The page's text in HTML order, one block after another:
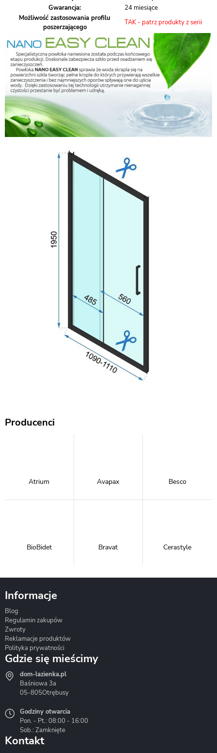
Gwarancja:
24 miesiące
Możliwość zastosowania profilu
poszerzającego
TAK - patrz produkty z serii
Producenci
Atrium Avapax Besco
BioBidet Bravat Cerastyle
Hydrostop
Liveno
Informacje
Blog
Regulamin zakupów
Zwroty
Reklamacje produktów
Polityka prywatności
Gdzie się mieścimy
dom-lazienka.pl
Baśniowa 3a
05-805Otrębusy
Godziny otwarcia
Pon. - Pt.: 08:00 - 16:00
Sob.: Zamknięte
Kontakt